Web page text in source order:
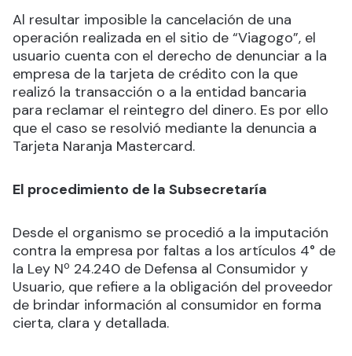
Al resultar imposible la cancelación de una
operación realizada en el sitio de “Viagogo”, el
usuario cuenta con el derecho de denunciar a la
empresa de la tarjeta de crédito con la que
realizó la transacción o a la entidad bancaria
para reclamar el reintegro del dinero. Es por ello
que el caso se resolvió mediante la denuncia a
Tarjeta Naranja Mastercard.
El procedimiento de la Subsecretaría
Desde el organismo se procedió a la imputación
contra la empresa por faltas a los artículos 4° de
la Ley Nº 24.240 de Defensa al Consumidor y
Usuario, que refiere a la obligación del proveedor
de brindar información al consumidor en forma
cierta, clara y detallada.